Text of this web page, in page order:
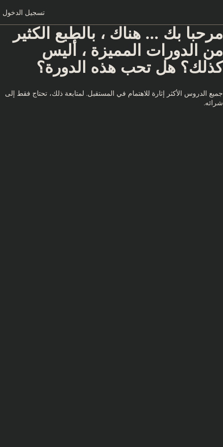
تسجيل الدخول
مرحبا بك ... هناك ، بالطبع الكثير
من الدورات المميزة ، أليس
كذلك؟ هل تحب هذه الدورة؟
جميع الدروس الأكثر إثارة للاهتمام في المستقبل. لمتابعة ذلك، تحتاج فقط إلى
شرائه.